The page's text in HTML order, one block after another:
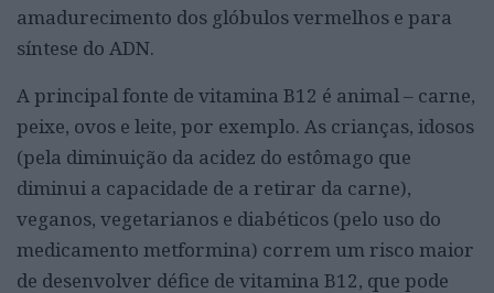
amadurecimento dos glóbulos vermelhos e para
síntese do ADN.
A principal fonte de vitamina B12 é animal – carne,
peixe, ovos e leite, por exemplo. As crianças, idosos
(pela diminuição da acidez do estômago que
diminui a capacidade de a retirar da carne),
veganos, vegetarianos e diabéticos (pelo uso do
medicamento metformina) correm um risco maior
de desenvolver défice de vitamina B12, que pode